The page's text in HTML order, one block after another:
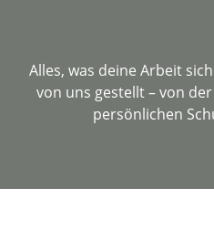
Alles, was deine Arbeit
von uns gestellt – von
persönlichen